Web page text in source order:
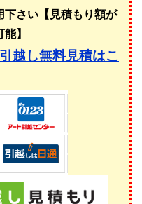
下さい【見積もり額が
】
越し無料見積はこ